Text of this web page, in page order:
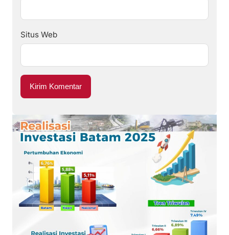
Situs Web